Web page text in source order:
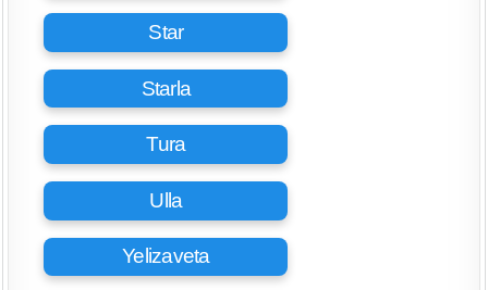
Star
Starla
Tura
Ulla
Yelizaveta